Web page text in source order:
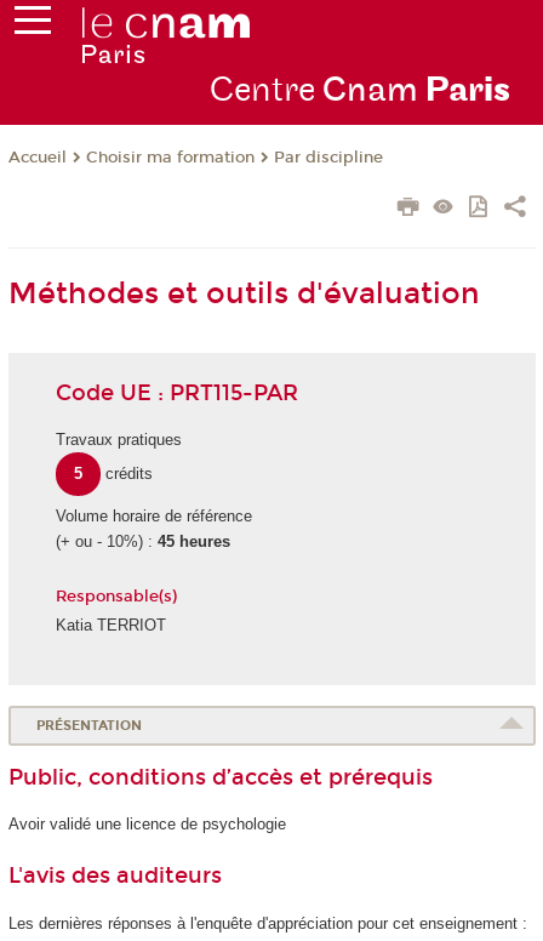
Centre Cnam Paris
Accueil Choisir ma formation Par discipline
Méthodes et outils d'évaluation
Code UE : PRT115-PAR
Travaux pratiques
5
crédits
Volume horaire de référence
(+ ou - 10%) : 45 heures
Responsable(s)
Katia TERRIOT
PRÉSENTATION
Public, conditions d’accès et prérequis
Avoir validé une licence de psychologie
L'avis des auditeurs
Les dernières réponses à l'enquête d'appréciation pour cet enseignement :